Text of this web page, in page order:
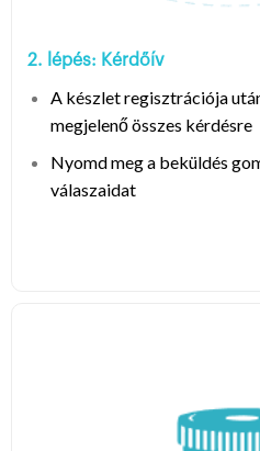
2. lépés: Kérdőív
A készlet regisztrációja
megjelenő összes kérdésre
Nyomd meg a beküldés
válaszaidat